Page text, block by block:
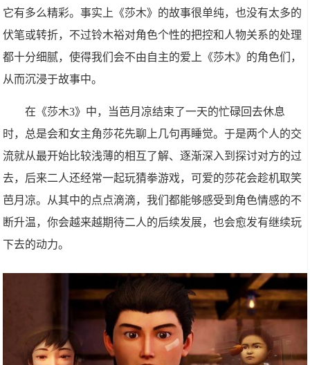
它有多么精彩。事实上《莎木》的故事很单纯，也没有太多的
伏笔或转折，不过铃木裕对角色个性的把控和人物关系的处理
都十分细腻，使得我们会不由自主的爱上《莎木》的角色们，
从而沉浸于故事中。
在《莎木3》中，当芭月凉结束了一天的忙碌回去休息
时，总是会和女主角莎花先聊上几句再睡觉。于是两个人的交
流就从最开始比较浅薄的相互了解、逐渐深入到探讨对方的过
去，后来二人还经常一起玩猜拳游戏，可爱的莎花会趁机取笑
芭月凉。从其中的点点滴滴，我们都能够感受到角色情感的不
断升温，你会越来越期待二人的后续发展，也会愈发有继续玩
下去的动力。